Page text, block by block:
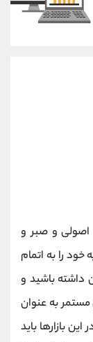
اصولی و صبر و
را به اتمام
داشته باشید و
مستمر به عنوان
بازارها باید
09927779040
شروع گفتگو
021-
021-